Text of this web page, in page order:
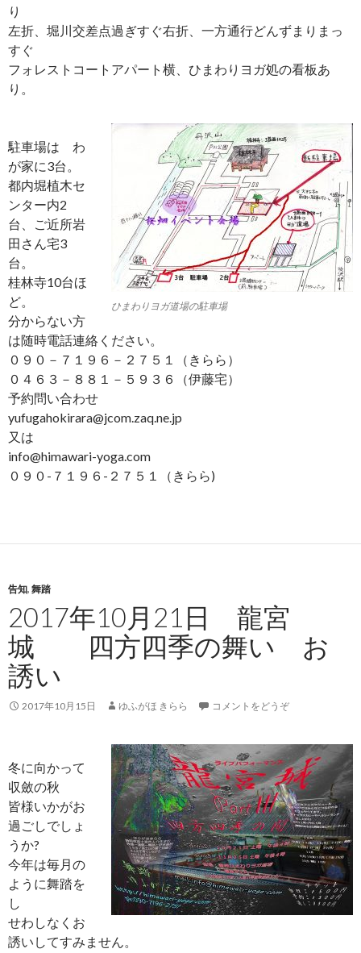
り
左折、堀川交差点過ぎすぐ右折、一方通行どんずまりまっ
すぐ
フォレストコートアパート横、ひまわりヨガ処の看板あ
り。
ひまわりヨガ道場の駐車場
駐車場は わ
が家に3台。
都内堀植木セ
ンター内2
台、ご近所岩
田さん宅3
台。
桂林寺10台ほ
ど。
分からない方
は随時電話連絡ください。
０９０－７１９６－２７５１（きらら）
０４６３－８８１－５９３６（伊藤宅）
予約問い合わせ
yufugahokirara@jcom.zaq.ne.jp
又は
info@himawari-yoga.com
０９０-７１９６-２７５１（きらら)
告知, 舞踏
2017年10月21日 龍宮
城 四方四季の舞い お
誘い
2017年10月15日 ゆふがほ きらら コメントをどうぞ
冬に向かって
収斂の秋
皆様いかがお
過ごしでしょ
うか?
今年は毎月の
ように舞踏を
し
せわしなくお
誘いしてすみません。